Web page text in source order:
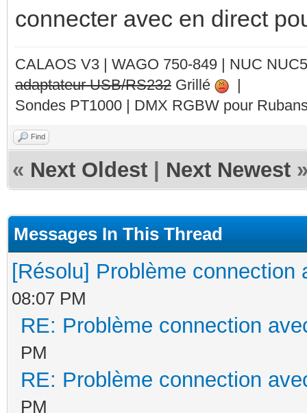
connecter avec en direct
CALAOS V3 | WAGO 750-849 | NUC
adaptateur USB/RS232 Grillé
|
Sondes PT1000 | DMX RGBW pour
Find
« Next Oldest Next Newest
Messages In This Thread
[Résolu] Problème connection
08:07 PM
RE: Problème connection
PM
RE: Problème connection
PM